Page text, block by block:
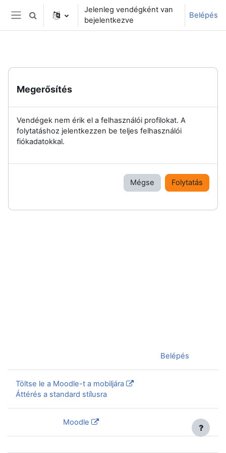
Tovább a fő tartalomhoz
Oldalpanel
Keresési bemeneti adatok váltása
Jelenleg vendégként van
bejelentkezve
Belépés
Megerősítés
Vendégek nem érik el a felhasználói profilokat. A
folytatáshoz jelentkezzen be teljes felhasználói
fiókadatokkal.
Mégse Folytatás
Belépés
Töltse le a Moodle-t a mobiljára
Áttérés a standard stílusra
Moodle